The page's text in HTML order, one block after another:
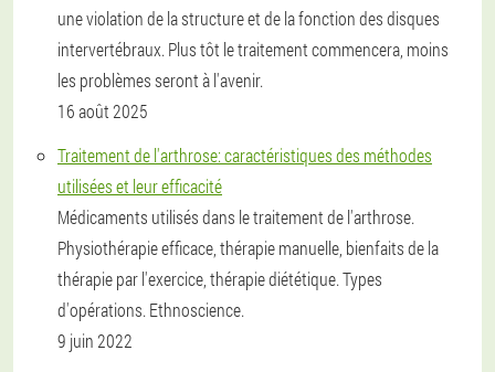
une violation de la structure et de la fonction des disques
intervertébraux. Plus tôt le traitement commencera, moins
les problèmes seront à l'avenir.
16 août 2025
Traitement de l'arthrose: caractéristiques des méthodes
utilisées et leur efficacité
Médicaments utilisés dans le traitement de l'arthrose.
Physiothérapie efficace, thérapie manuelle, bienfaits de la
thérapie par l'exercice, thérapie diététique. Types
d'opérations. Ethnoscience.
9 juin 2022